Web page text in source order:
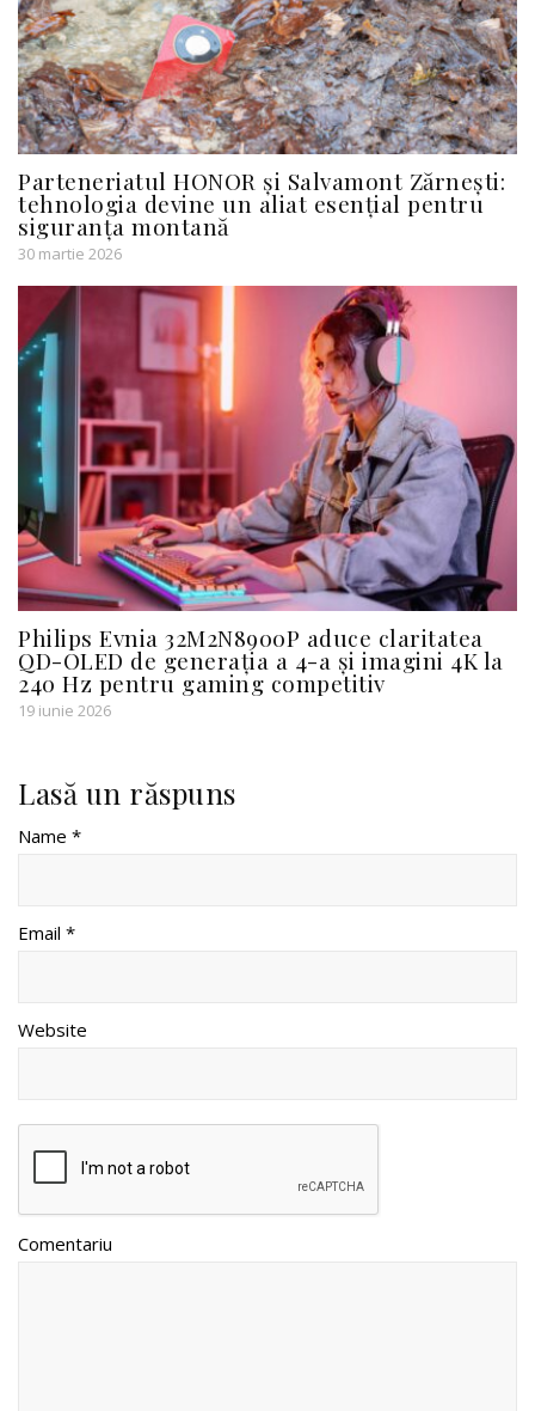
Parteneriatul HONOR și Salvamont Zărnești:
tehnologia devine un aliat esențial pentru
siguranța montană
30 martie 2026
Philips Evnia 32M2N8900P aduce claritatea
QD-OLED de generația a 4-a și imagini 4K la
240 Hz pentru gaming competitiv
19 iunie 2026
Lasă un răspuns
Name *
Email *
Website
Comentariu